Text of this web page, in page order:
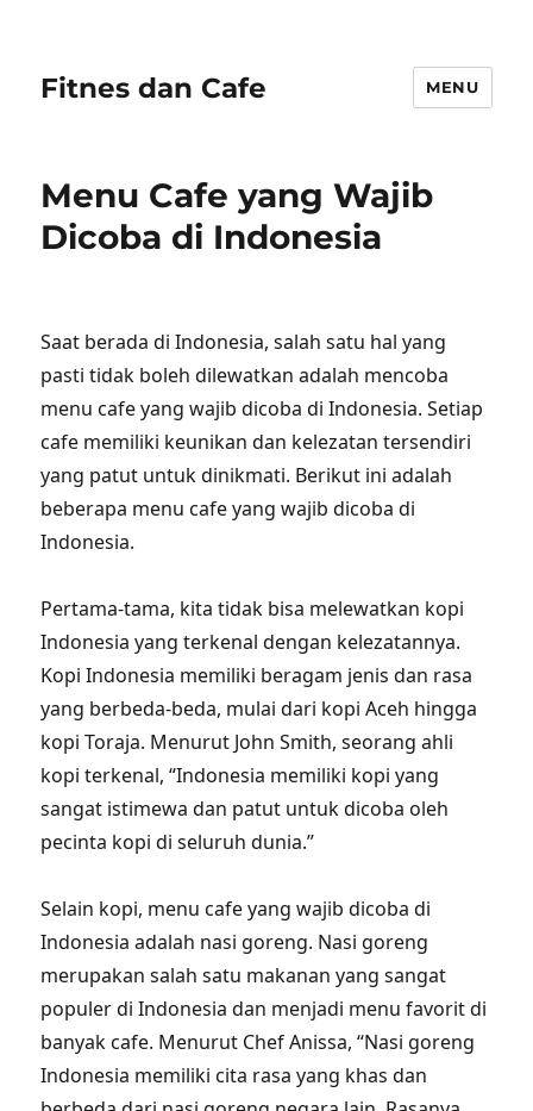
Fitnes dan Cafe MENU
Menu Cafe yang Wajib
Dicoba di Indonesia
Saat berada di Indonesia, salah satu hal yang
pasti tidak boleh dilewatkan adalah mencoba
menu cafe yang wajib dicoba di Indonesia. Setiap
cafe memiliki keunikan dan kelezatan tersendiri
yang patut untuk dinikmati. Berikut ini adalah
beberapa menu cafe yang wajib dicoba di
Indonesia.
Pertama-tama, kita tidak bisa melewatkan kopi
Indonesia yang terkenal dengan kelezatannya.
Kopi Indonesia memiliki beragam jenis dan rasa
yang berbeda-beda, mulai dari kopi Aceh hingga
kopi Toraja. Menurut John Smith, seorang ahli
kopi terkenal, “Indonesia memiliki kopi yang
sangat istimewa dan patut untuk dicoba oleh
pecinta kopi di seluruh dunia.”
Selain kopi, menu cafe yang wajib dicoba di
Indonesia adalah nasi goreng. Nasi goreng
merupakan salah satu makanan yang sangat
populer di Indonesia dan menjadi menu favorit di
banyak cafe. Menurut Chef Anissa, “Nasi goreng
Indonesia memiliki cita rasa yang khas dan